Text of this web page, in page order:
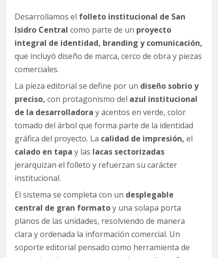
Desarrollamos el folleto institucional de San
Isidro Central como parte de un proyecto
integral de identidad, branding y comunicación,
que incluyó diseño de marca, cerco de obra y piezas
comerciales.
La pieza editorial se define por un diseño sobrio y
preciso, con protagonismo del azul institucional
de la desarrolladora y acentos en verde, color
tomado del árbol que forma parte de la identidad
gráfica del proyecto. La calidad de impresión, el
calado en tapa y las lacas sectorizadas
jerarquizan el folleto y refuerzan su carácter
institucional.
El sistema se completa con un desplegable
central de gran formatoy una solapa porta
planos de las unidades, resolviendo de manera
clara y ordenada la información comercial. Un
soporte editorial pensado como herramienta de